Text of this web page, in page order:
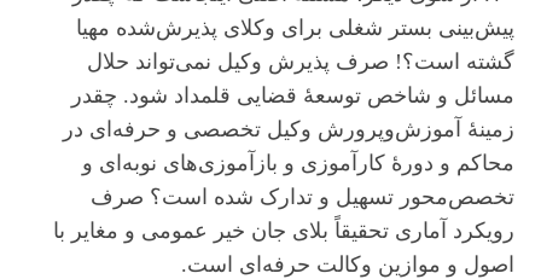
پیش‌بینی بستر شغلی برای وکلای پذیرش‌شده مهیا
گشته است؟! صرف پذیرش وکیل نمی‌تواند حلال
مسائل و شاخص توسعۀ قضایی قلمداد شود. چقدر
زمینۀ آموزش‌وپرورش وکیل تخصصی و حرفه‌ای در
محاکم و دورۀ کارآموزی و بازآموزی‌های نوبه‌ای و
تخصص‌محور تسهیل و تدارک شده است؟ صرف
رویکرد آماری تحقیقاً بلای جان خیر عمومی و مغایر با
اصول و موازین وکالت حرفه‌ای است.